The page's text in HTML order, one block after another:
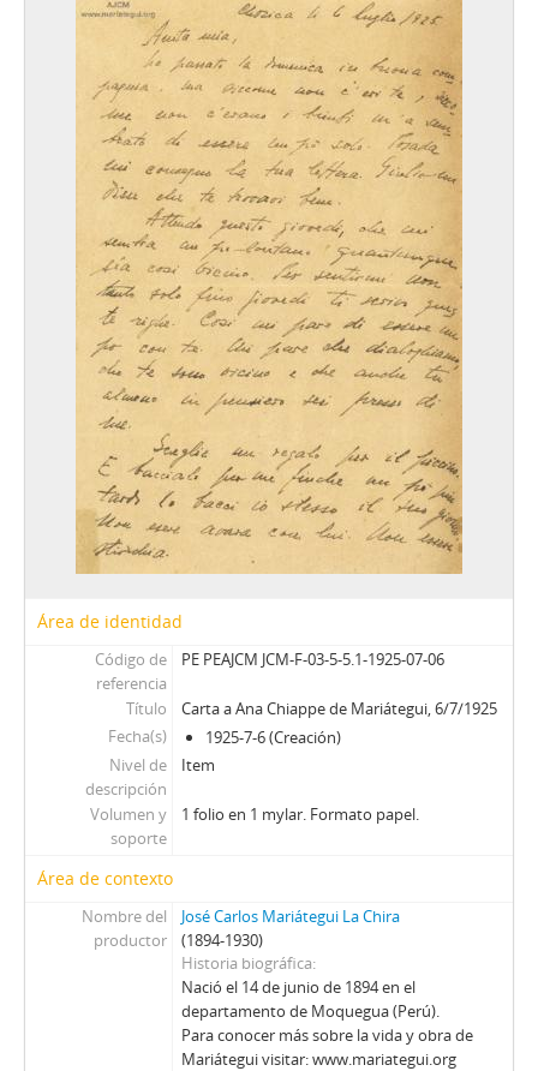
Área de identidad
Código de
referencia
PE PEAJCM JCM-F-03-5-5.1-1925-07-06
Título
Carta a Ana Chiappe de Mariátegui, 6/7/1925
Fecha(s)
1925-7-6 (Creación)
Nivel de
descripción
Item
Volumen y
soporte
1 folio en 1 mylar. Formato papel.
Área de contexto
Nombre del
productor
José Carlos Mariátegui La Chira
(1894-1930)
Historia biográfica
Nació el 14 de junio de 1894 en el
departamento de Moquegua (Perú).
Para conocer más sobre la vida y obra de
Mariátegui visitar: www.mariategui.org